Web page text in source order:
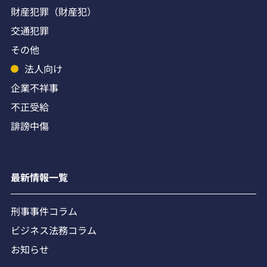
財産犯罪（財産犯）
交通犯罪
その他
法人向け
企業不祥事
不正受給
誹謗中傷
最新情報一覧
刑事事件コラム
ビジネス法務コラム
お知らせ